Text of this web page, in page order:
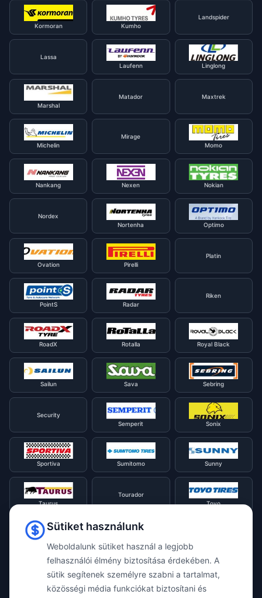
Kormoran Kumho
Landspider
Lassa
Laufenn
Linglong
Marshal
Matador Maxtrek
Michelin
Mirage
Momo
Nankang Nexen Nokian
Nordex
Nortenha
Optimo
Ovation Pirelli
Platin
PointS Radar
Riken
RoadX Rotalla Royal Black
Sailun Sava Sebring
Security
Semperit
Sonix
Sportiva Sumitomo Sunny
Taurus
Tourador
Toyo
Tracmax
Triangle
Viking Voyager
Sütiket használunk
Weboldalunk sütiket használ a legjobb
felhasználói élmény biztosítása érdekében. A
sütik segítenek személyre szabni a tartalmat,
közösségi média funkciókat biztosítani és